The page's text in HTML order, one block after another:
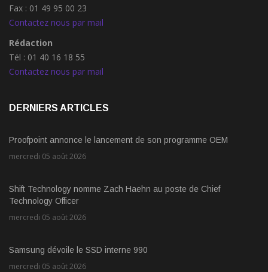
Fax : 01 49 95 00 23
Contactez nous par mail
Rédaction
Tél : 01 40 16 18 55
Contactez nous par mail
DERNIERS ARTICLES
Proofpoint annonce le lancement de son programme OEM
mercredi 05 août 2026
Shift Technology nomme Zach Haehn au poste de Chief
Technology Officer
mercredi 05 août 2026
Samsung dévoile le SSD interne 990
mercredi 05 août 2026